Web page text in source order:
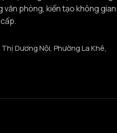
phòng, kiến tạo không gian
Dương Nội, Phường La Khê,